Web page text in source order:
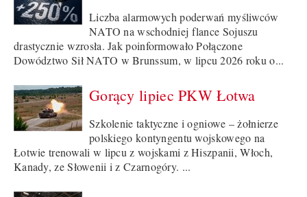
Liczba alarmowych poderwań myśliwców
NATO na wschodniej flance Sojuszu
drastycznie wzrosła. Jak poinformowało Połączone
Dowództwo Sił NATO w Brunssum, w lipcu 2026 roku o...
Gorący lipiec PKW Łotwa
Szkolenie taktyczne i ogniowe – żołnierze
polskiego kontyngentu wojskowego na
Łotwie trenowali w lipcu z wojskami z Hiszpanii, Włoch,
Kanady, ze Słowenii i z Czarnogóry. ...